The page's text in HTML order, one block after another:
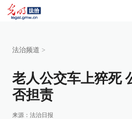
法治频道 >
老人公交车上猝死
否担责
来源： 法治日报